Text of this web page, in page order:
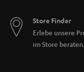
Store Finder
Erlebe unsere
im Store beraten.